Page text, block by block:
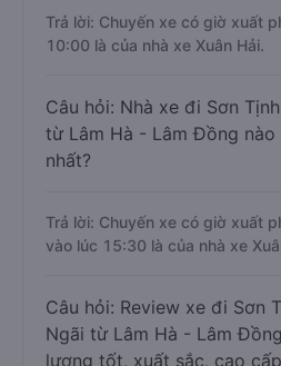
Trả lời: Chuyến xe có giờ xuất
10:00 là của nhà xe Xuân Hải.
Câu hỏi: Nhà xe đi Sơn
từ Lâm Hà - Lâm Đồng nào
nhất?
Trả lời: Chuyến xe có giờ xuất
vào lúc 15:30 là của nhà xe
Câu hỏi: Review xe đi Sơn
Ngãi từ Lâm Hà - Lâm
lượng tốt, xuất sắc, cao